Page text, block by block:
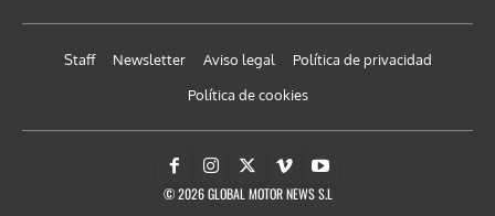
Staff Newsletter Aviso legal
Política de privacidad
Política de cookies
© 2026 GLOBAL MOTOR NEWS S.L